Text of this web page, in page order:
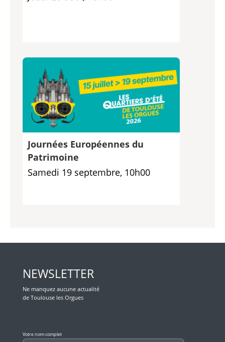
Journées Européennes du
Patrimoine
Samedi 19 septembre, 10h00
NEWSLETTER
Ne manquez aucune actualité
de Toulouse les Orgues
Votre nom complet